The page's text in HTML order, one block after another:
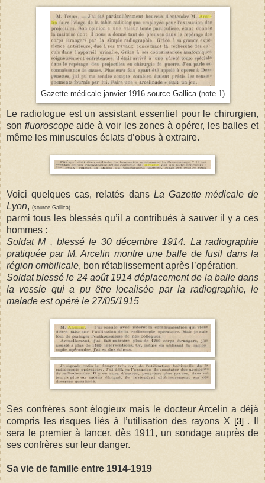
Gazette médicale janvier 1916 source Gallica (note 1)
Le radiologue est un assistant essentiel pour le chirurgien,
son fluoroscopeaide à voir les zones à opérer, les balles et
même les minuscules éclats d’obus à extraire.
Voici quelques cas, relatés dans La Gazette médicale de
Lyon, (source Gallica)
parmi tous les blessés qu’il a contribués à sauver il y a ces
hommes :
Soldat M , blessé le 30 décembre 1914. La radiographie
pratiquée par M. Arcelin montre une balle de fusil dans la
région ombilicale, bon rétablissement après l’opération.
Soldat blessé le 24 août 1914 déplacement de la balle dans
la vessie qui a pu être localisée par la radiographie, le
malade est opéré le 27/05/1915
Ses confrères sont élogieux mais le docteur Arcelin a déjà
compris les risques liés à l’utilisation des rayons X
[3] .
sera le premier à lancer, dès 1911, un sondage auprès de
ses confrères sur leur danger.
Sa vie de famille entre 1914-1919